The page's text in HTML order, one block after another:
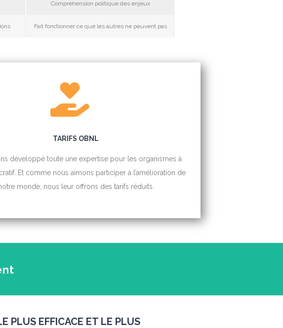
Compréhension politique des enjeux
Fait fonctionner ce que les autres ne peuvent pas
TARIFS OBNL
développé toute une expertise pour les organismes à
Et comme nous aimons participer à l’amélioration de
monde, nous leur offrons des tarifs réduits.
PLUS EFFICACE ET LE PLUS